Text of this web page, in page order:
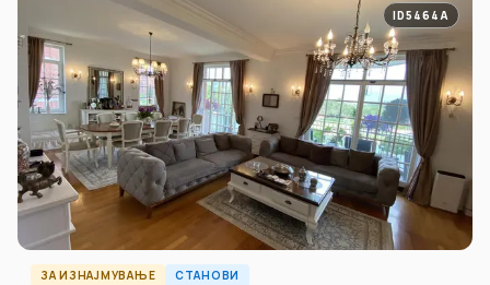
ID5464A
ЗА ИЗНАЈМУВАЊЕ СТАНОВИ